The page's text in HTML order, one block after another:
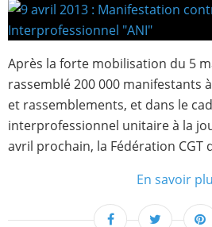
Après la forte mobilisation du 5
rassemblé 200 000 manifestants
et rassemblements, et dans le
interprofessionnel unitaire à la
avril prochain, la Fédération CGT
En savoir